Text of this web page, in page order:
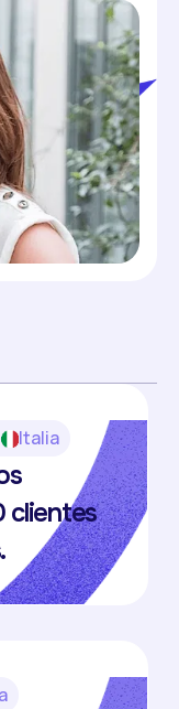
Italia
clientes